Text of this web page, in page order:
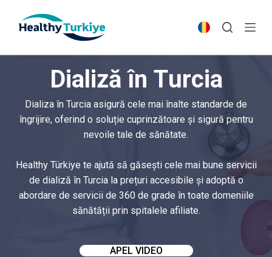
p
e
Dializă în Turcia
Dializa în Turcia asigură cele mai înalte standarde de
îngrijire, oferind o soluție cuprinzătoare și sigură pentru
nevoile tale de sănătate.
Healthy Türkiye te ajută să găsești cele mai bune servicii
de dializă în Turcia la prețuri accesibile și adoptă o
abordare de servicii de 360 de grade în toate domeniile
sănătății prin spitalele afiliate.
APEL VIDEO